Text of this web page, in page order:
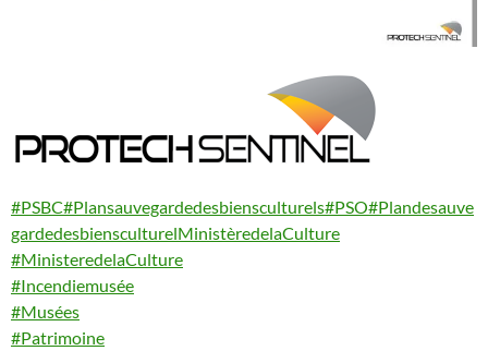
#PSBC#Plansauvegardedesbiensculturels#PSO#Plandesauve
gardedesbiensculturelMinistèredelaCulture
#MinisteredelaCulture
#Incendiemusée
#Musées
#Patrimoine